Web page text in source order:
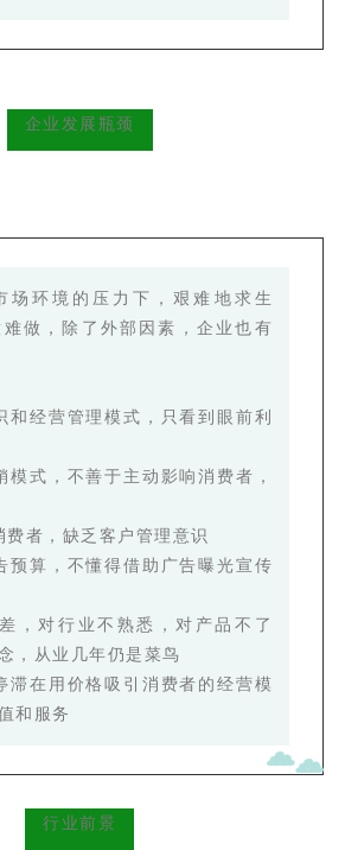
企业发展瓶颈
场环境的压力下，艰难地求生
难做，除了外部因素，企业也有
和经营管理模式，只看到眼前利
模式，不善于主动影响消费者，
费者，缺乏客户管理意识
预算，不懂得借助广告曝光宣传
，对行业不熟悉，对产品不了
，从业几年仍是菜鸟
滞在用价格吸引消费者的经营模
和服务
行业前景